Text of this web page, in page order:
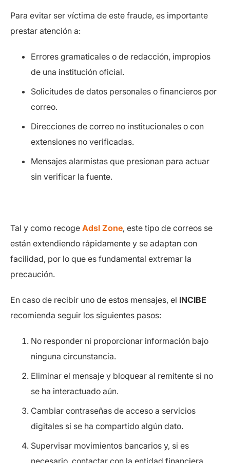
Para evitar ser víctima de este fraude, es importante
prestar atención a:
Errores gramaticales o de redacción, impropios
de una institución oficial.
Solicitudes de datos personales o financieros por
correo.
Direcciones de correo no institucionales o con
extensiones no verificadas.
Mensajes alarmistas que presionan para actuar
sin verificar la fuente.
Tal y como recoge Adsl Zone, este tipo de correos se
están extendiendo rápidamente y se adaptan con
facilidad, por lo que es fundamental extremar la
precaución.
En caso de recibir uno de estos mensajes, el INCIBE
recomienda seguir los siguientes pasos:
No responder ni proporcionar información bajo
ninguna circunstancia.
Eliminar el mensaje y bloquear al remitente si no
se ha interactuado aún.
Cambiar contraseñas de acceso a servicios
digitales si se ha compartido algún dato.
Supervisar movimientos bancarios y, si es
necesario, contactar con la entidad financiera.